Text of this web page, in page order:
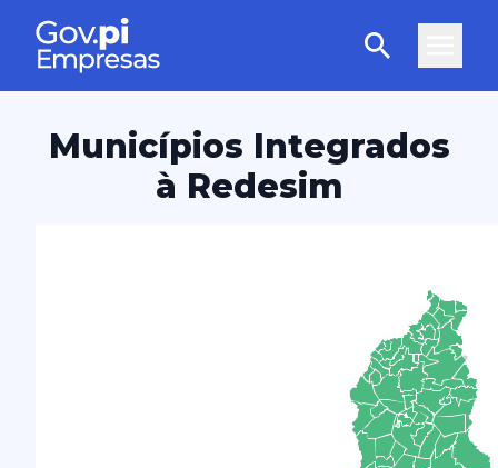
Municípios Integrados
à Redesim